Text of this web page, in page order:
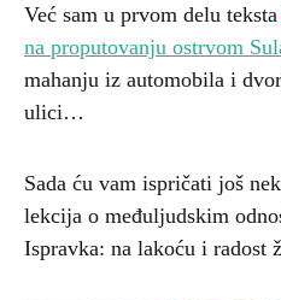
Već sam u prvom delu teksta
na proputovanju ostrvom
mahanju iz automobila i
ulici…
Sada ću vam ispričati još
lekcija o međuljudskim
Ispravka: na lakoću i radost